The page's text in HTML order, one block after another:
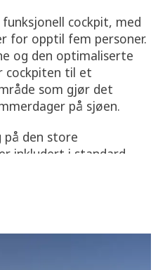
cockpit, med
for opptil fem personer.
og den optimaliserte
cockpiten til et
som gjør det
på sjøen.
på den store
inkludert i standard
å se på men er også
et element av
glatt når det er vått.
byr på